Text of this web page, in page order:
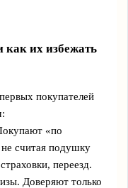
их избежать
покупателей
«по
считая подушку
переезд.
Доверяют только